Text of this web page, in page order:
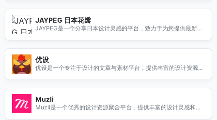
JAYPEG 日本花瓣
JAYPEG是一个分享日本设计灵感的平台，致力于为您提供最新的
优设
优设是一个专注于设计的文章与素材平台，提供丰富的设计资源和
Muzli
Muzli是一个优秀的设计资源聚合平台，提供丰富的设计灵感和工